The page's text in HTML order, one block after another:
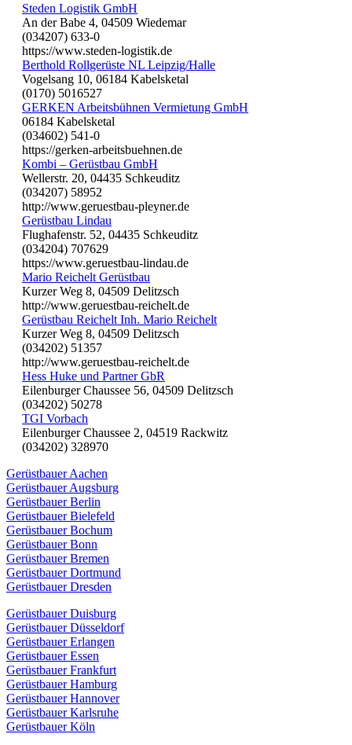
Steden Logistik GmbH
An der Babe 4, 04509 Wiedemar
(034207) 633-0
https://www.steden-logistik.de
Berthold Rollgerüste NL Leipzig/Halle
Vogelsang 10, 06184 Kabelsketal
(0170) 5016527
GERKEN Arbeitsbühnen Vermietung GmbH
06184 Kabelsketal
(034602) 541-0
https://gerken-arbeitsbuehnen.de
Kombi – Gerüstbau GmbH
Wellerstr. 20, 04435 Schkeuditz
(034207) 58952
http://www.geruestbau-pleyner.de
Gerüstbau Lindau
Flughafenstr. 52, 04435 Schkeuditz
(034204) 707629
https://www.geruestbau-lindau.de
Mario Reichelt Gerüstbau
Kurzer Weg 8, 04509 Delitzsch
http://www.geruestbau-reichelt.de
Gerüstbau Reichelt Inh. Mario Reichelt
Kurzer Weg 8, 04509 Delitzsch
(034202) 51357
http://www.geruestbau-reichelt.de
Hess Huke und Partner GbR
Eilenburger Chaussee 56, 04509 Delitzsch
(034202) 50278
TGI Vorbach
Eilenburger Chaussee 2, 04519 Rackwitz
(034202) 328970
Gerüstbauer Aachen
Gerüstbauer Augsburg
Gerüstbauer Berlin
Gerüstbauer Bielefeld
Gerüstbauer Bochum
Gerüstbauer Bonn
Gerüstbauer Bremen
Gerüstbauer Dortmund
Gerüstbauer Dresden
Gerüstbauer Duisburg
Gerüstbauer Düsseldorf
Gerüstbauer Erlangen
Gerüstbauer Essen
Gerüstbauer Frankfurt
Gerüstbauer Hamburg
Gerüstbauer Hannover
Gerüstbauer Karlsruhe
Gerüstbauer Köln